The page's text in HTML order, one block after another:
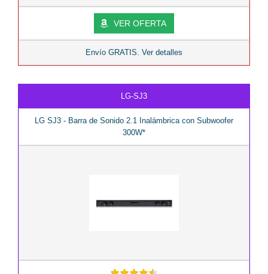
VER OFERTA
Envío GRATIS. Ver detalles
LG-SJ3
LG SJ3 - Barra de Sonido 2.1 Inalámbrica con Subwoofer
300W*